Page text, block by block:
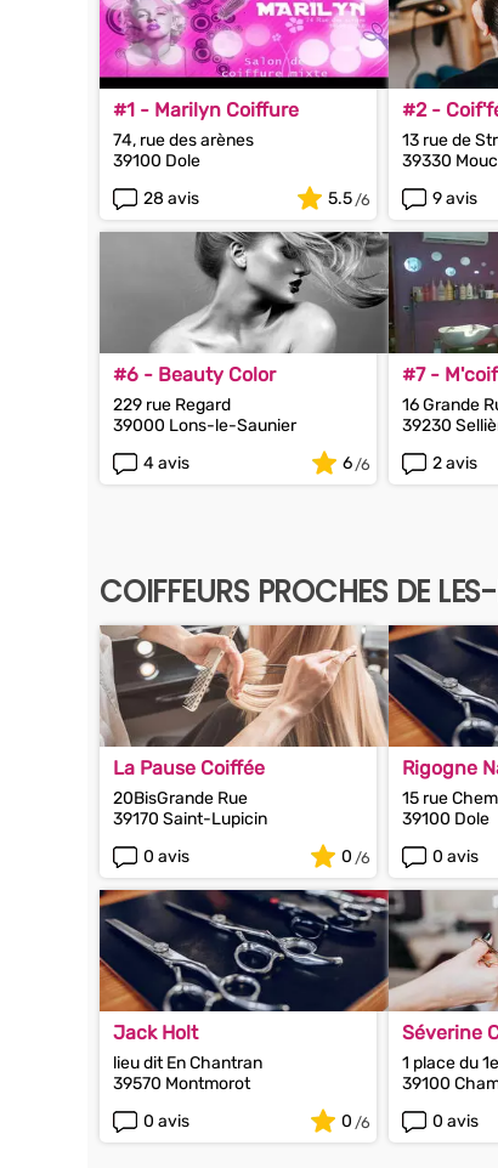
#1 - Marilyn Coiffure
74, rue des arènes
39100 Dole
28 avis
5.5
#2 -
13 rue de
39330
9 avis
#6 - Beauty Color
229 rue Regard
39000 Lons-le-Saunier
4 avis
6
#7 -
16 Grande
39230
2 avis
COIFFEURS PROCHES DE
La Pause Coiffée
20BisGrande Rue
39170 Saint-Lupicin
0 avis
0
Rigogne
15 rue
39100 Dole
0 avis
Jack Holt
lieu dit En Chantran
39570 Montmorot
0 avis
0
Séverine
1 place du
39100
0 avis